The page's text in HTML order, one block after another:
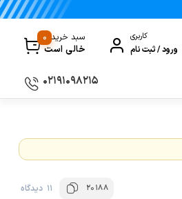
کاربری
ورود / ثبت نام
سبد خرید
خالی است
0
۰۲۱۹۱۰۹۸۲۱۵
20188 11 دیدگاه